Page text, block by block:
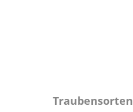
Traubensorten